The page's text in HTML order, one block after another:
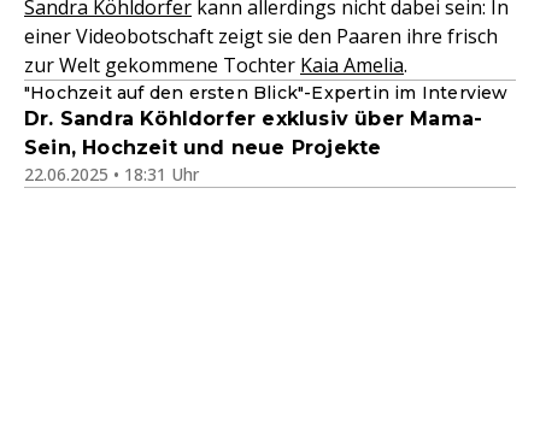
Sandra Köhldorfer kann allerdings nicht dabei sein: In
einer Videobotschaft zeigt sie den Paaren ihre frisch
zur Welt gekommene Tochter Kaia Amelia.
"Hochzeit auf den ersten Blick"-Expertin im Interview
Dr. Sandra Köhldorfer exklusiv über Mama-
Sein, Hochzeit und neue Projekte
22.06.2025 • 18:31 Uhr